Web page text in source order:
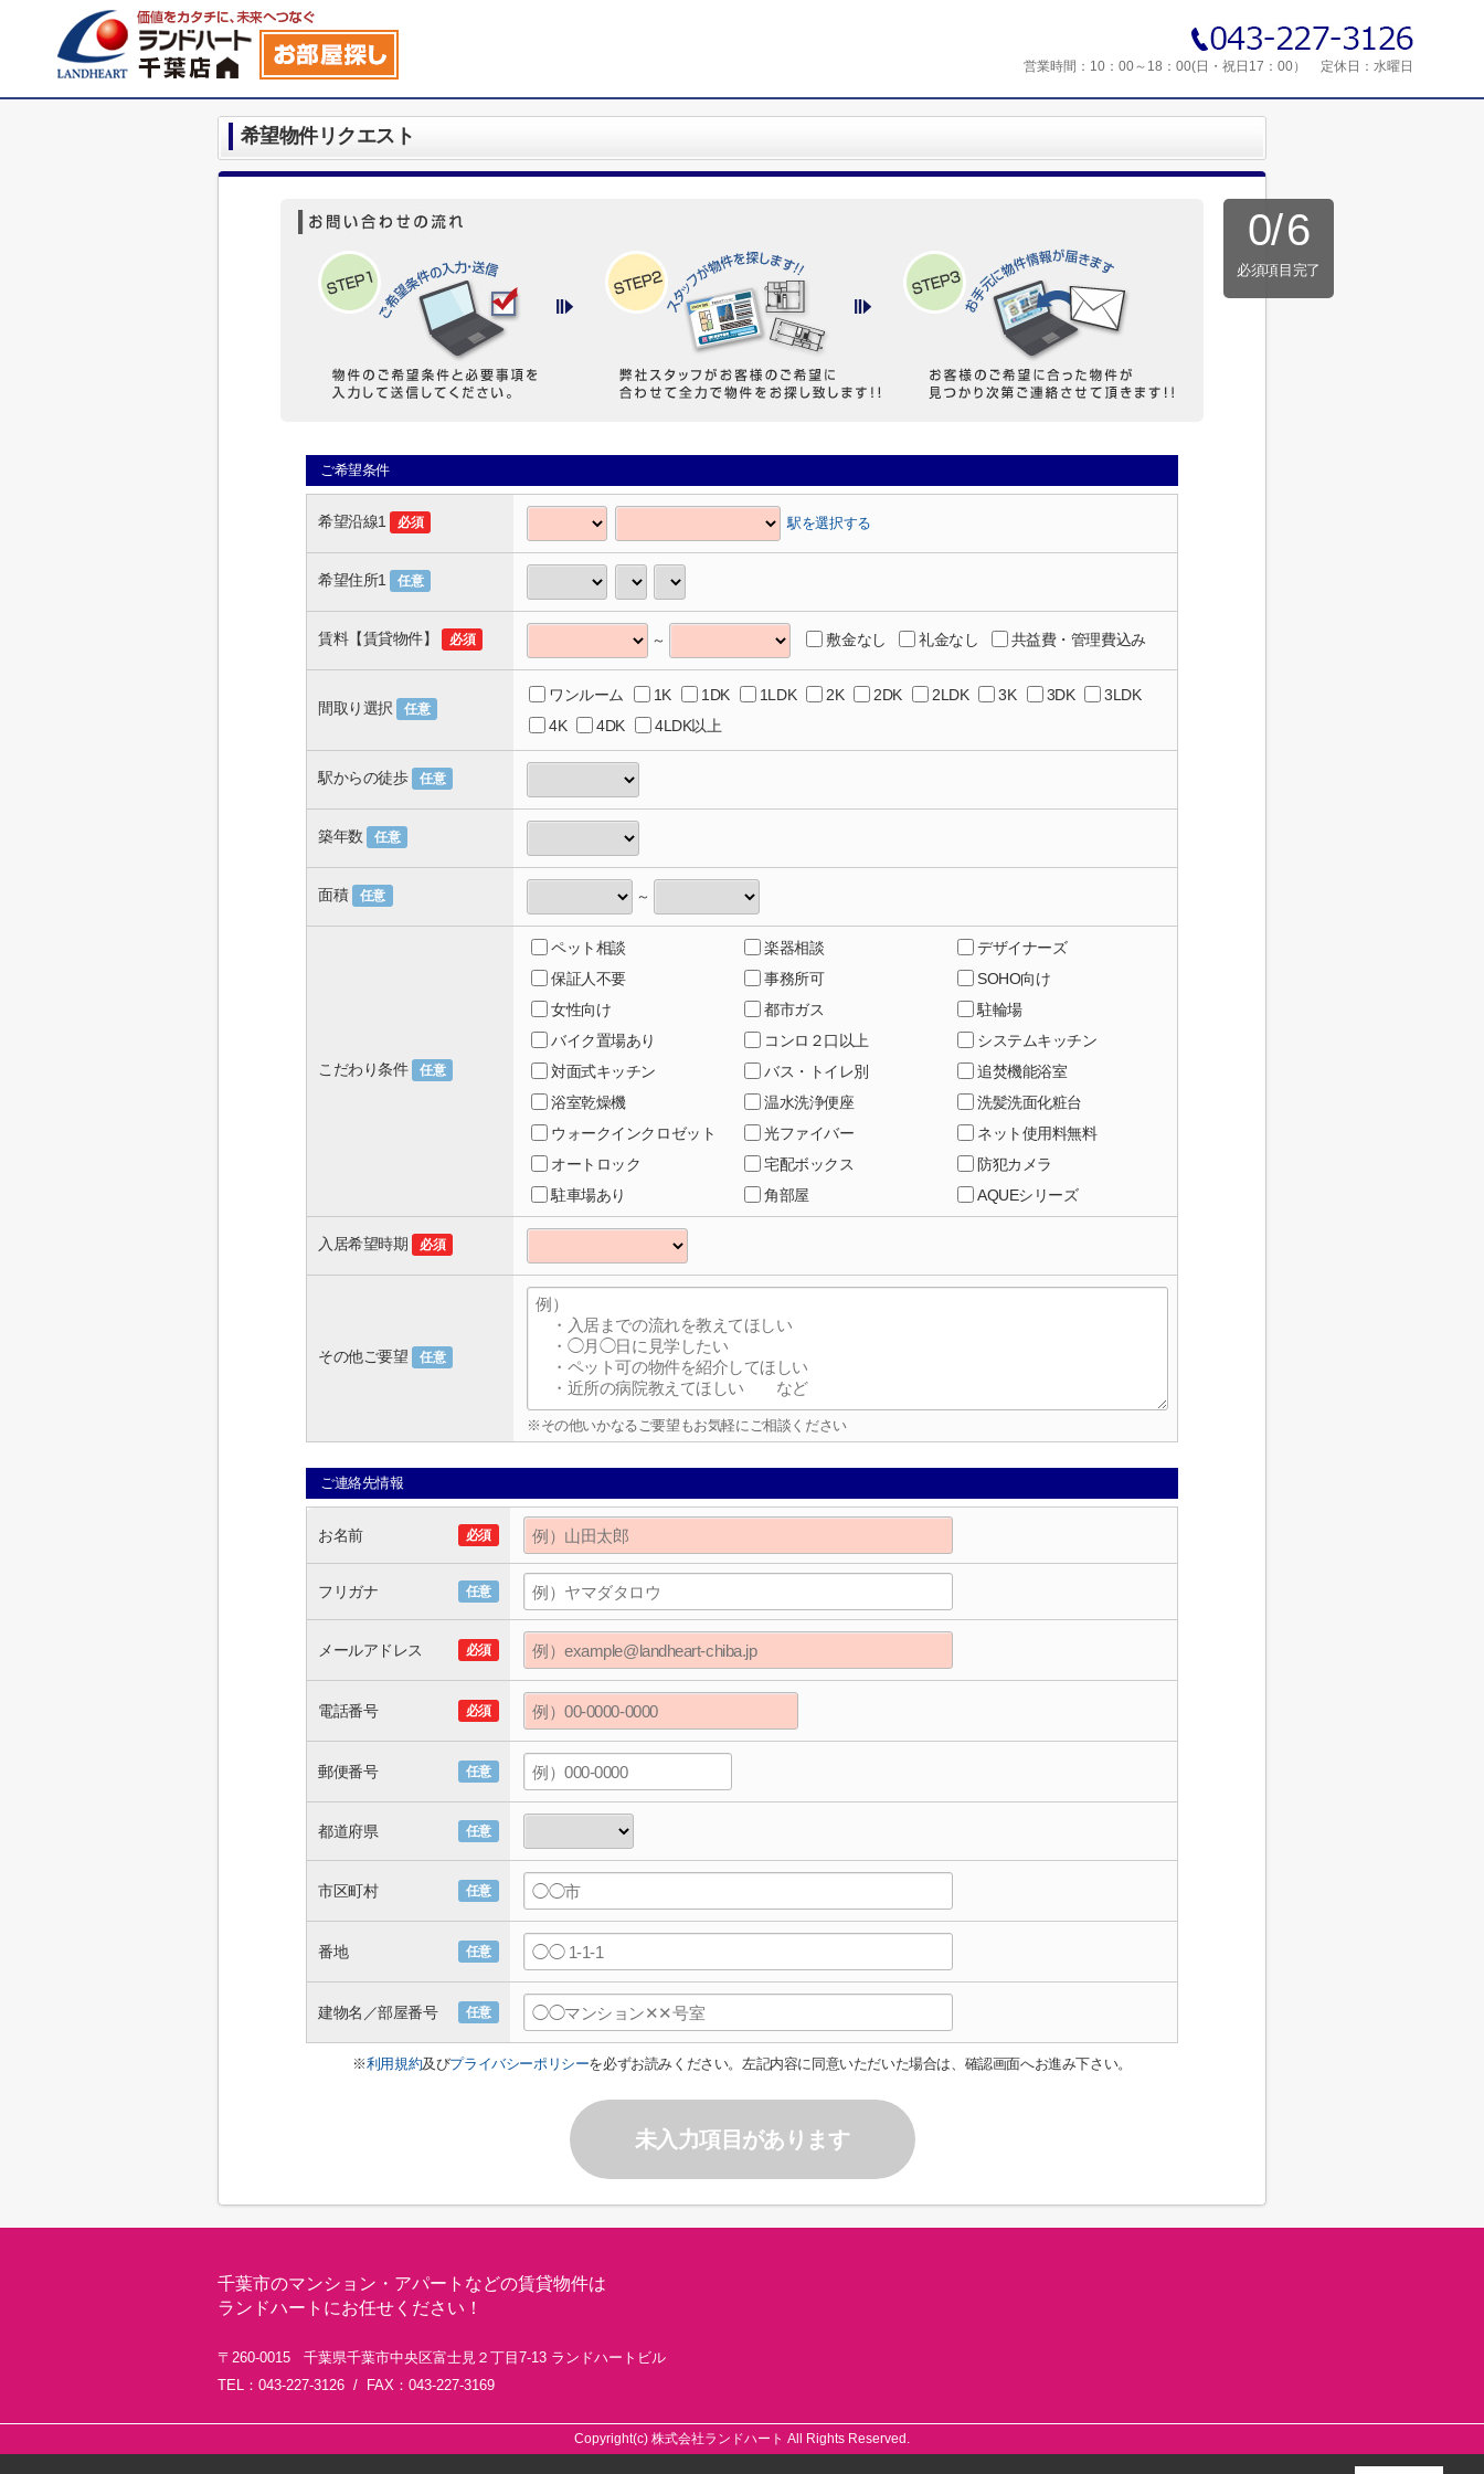
営業時間： 10：00～18：00(日・祝日17：00） 定休日： 水曜日
希望物件リクエスト
0/6
必須項目完了
ご希望条件
希望沿線1 必須 駅を選択する
希望住所1 任意
賃料【賃貸物件】 必須 ～ 敷金なし 礼金なし 共益費・管理費込み
間取り選択 任意
ワンルーム 1K 1DK 1LDK 2K 2DK 2LDK 3K 3DK
3LDK
4K
4DK 4LDK以上
駅からの徒歩 任意
築年数 任意
面積 任意 ～
こだわり条件 任意
ペット相談 楽器相談
デザイナーズ
保証人不要
事務所可
SOHO向け
女性向け
都市ガス
駐輪場
バイク置場あり
コンロ２口以上
システムキッチン
対面式キッチン
バス・トイレ別
追焚機能浴室
浴室乾燥機
温水洗浄便座
洗髪洗面化粧台
ウォークインクロゼット
光ファイバー
ネット使用料無料
オートロック
宅配ボックス
防犯カメラ
駐車場あり
角部屋 AQUEシリーズ
入居希望時期 必須
その他ご要望 任意
※その他いかなるご要望もお気軽にご相談ください
ご連絡先情報
お名前 必須
フリガナ 任意
メールアドレス 必須
電話番号 必須
郵便番号 任意
都道府県 任意
市区町村 任意
番地 任意
建物名／部屋番号 任意
※利用規約及びプライバシーポリシーを必ずお読みください。左記内容に同意いただいた場合は、確認画面へお進み下さい。
未入力項目があります
千葉市のマンション・アパートなどの賃貸物件は
ランドハートにお任せください！
〒260-0015 千葉県千葉市中央区富士見２丁目7-13 ランドハートビル
TEL：043-227-3126 / FAX：043-227-3169
Copyright(c) 株式会社ランドハート All Rights Reserved.